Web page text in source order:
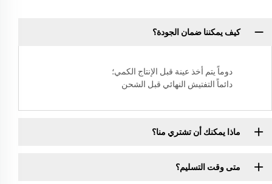
كيف يمكننا ضمان الجودة؟
دوماً يتم أخذ عينة قبل الإنتاج الكمي؛
دائماً التفتيش النهائي قبل الشحن
ماذا يمكنك أن تشتري منا؟
متى وقت التسليم؟